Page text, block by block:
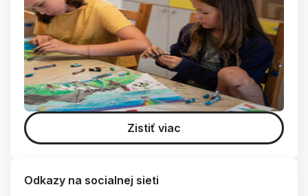
Zistiť viac
Odkazy na socialnej sieti